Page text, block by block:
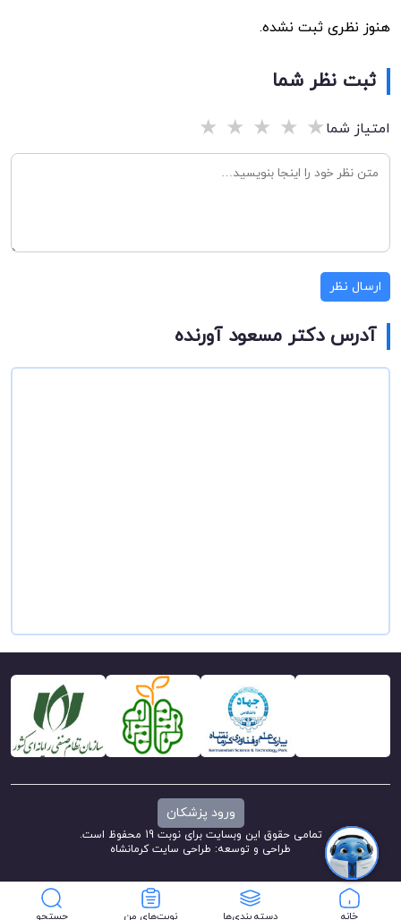
خانه دسته بندی‌ها نوبت‌های من جستجو
هنوز نظری ثبت نشده.
ثبت نظر شما
امتیاز شما★
★
★
★
★
ارسال نظر
آدرس دکتر مسعود آورنده
ورود پزشکان
تمامی حقوق این وبسایت برای نوبت 19 محفوظ است.
طراحی و توسعه: طراحی سایت کرمانشاه